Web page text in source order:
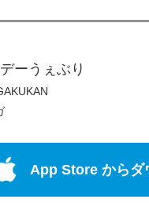
ーうぇぶり
App Store からダ